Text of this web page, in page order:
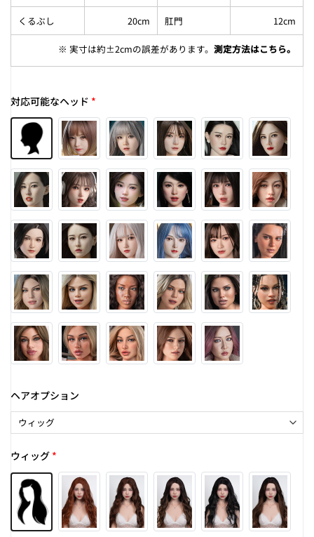
くるぶし 20cm 肛門 12cm
※ 実寸は約±2cmの誤差があります。 測定方法はこちら。
対応可能なヘッド *
ヘアオプション
ウィッグ *